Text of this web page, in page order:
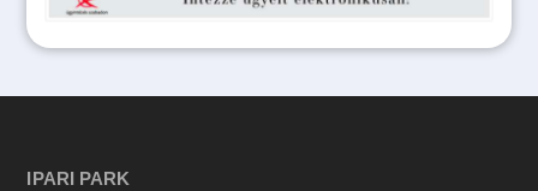
IPARI PARK